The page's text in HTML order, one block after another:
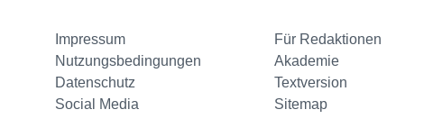
Impressum Für Redaktionen
Nutzungsbedingungen
Akademie
Datenschutz
Textversion
Social Media
Sitemap